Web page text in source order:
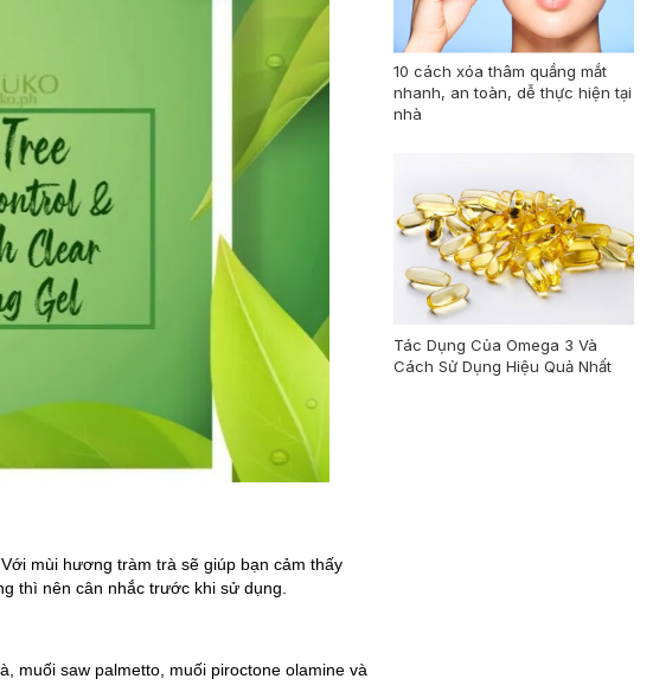
mùi hương tràm trà sẽ giúp bạn cảm thấy
thì nên cân nhắc trước khi sử dụng.
muối saw palmetto, muối piroctone olamine và
10 cách xóa thâm quầng mắt
nhanh, an toàn, dễ thực hiện tại
nhà
Tác Dụng Của Omega 3 Và
Cách Sử Dụng Hiệu Quả Nhất